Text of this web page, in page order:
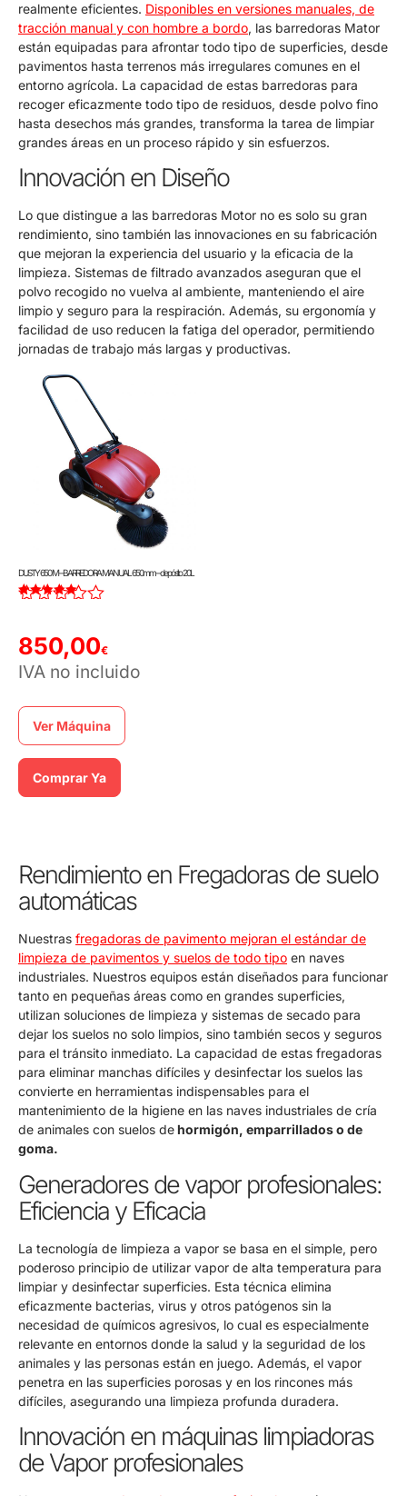
realmente eficientes. Disponibles en versiones manuales, de
tracción manual y con hombre a bordo, las barredoras Mator
están equipadas para afrontar todo tipo de superficies, desde
pavimentos hasta terrenos más irregulares comunes en el
entorno agrícola. La capacidad de estas barredoras para
recoger eficazmente todo tipo de residuos, desde polvo fino
hasta desechos más grandes, transforma la tarea de limpiar
grandes áreas en un proceso rápido y sin esfuerzos.
Innovación en Diseño
Lo que distingue a las barredoras Motor no es solo su gran
rendimiento, sino también las innovaciones en su fabricación
que mejoran la experiencia del usuario y la eficacia de la
limpieza. Sistemas de filtrado avanzados aseguran que el
polvo recogido no vuelva al ambiente, manteniendo el aire
limpio y seguro para la respiración. Además, su ergonomía y
facilidad de uso reducen la fatiga del operador, permitiendo
jornadas de trabajo más largas y productivas.
DUSTY 650 M – BARREDORA MANUAL 650mm – depósito 20L
850,00€
IVA no incluido
Ver Máquina
Comprar Ya
Rendimiento en Fregadoras de suelo
automáticas
Nuestras fregadoras de pavimento mejoran el estándar de
limpieza de pavimentos y suelos de todo tipo en naves
industriales. Nuestros equipos están diseñados para funcionar
tanto en pequeñas áreas como en grandes superficies,
utilizan soluciones de limpieza y sistemas de secado para
dejar los suelos no solo limpios, sino también secos y seguros
para el tránsito inmediato. La capacidad de estas fregadoras
para eliminar manchas difíciles y desinfectar los suelos las
convierte en herramientas indispensables para el
mantenimiento de la higiene en las naves industriales de cría
de animales con suelos dehormigón, emparrillados o de
goma.
Generadores de vapor profesionales:
Eficiencia y Eficacia
La tecnología de limpieza a vapor se basa en el simple, pero
poderoso principio de utilizar vapor de alta temperatura para
limpiar y desinfectar superficies. Esta técnica elimina
eficazmente bacterias, virus y otros patógenos sin la
necesidad de químicos agresivos, lo cual es especialmente
relevante en entornos donde la salud y la seguridad de los
animales y las personas están en juego. Además, el vapor
penetra en las superficies porosas y en los rincones más
difíciles, asegurando una limpieza profunda duradera.
Innovación en máquinas limpiadoras
de Vapor profesionales